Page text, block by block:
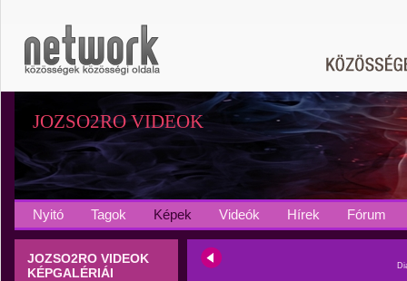
JOZSO2RO VIDEOK
Nyitó Tagok Képek Videók Hírek Fórum
JOZSO2RO VIDEOK
KÉPGALÉRIÁI